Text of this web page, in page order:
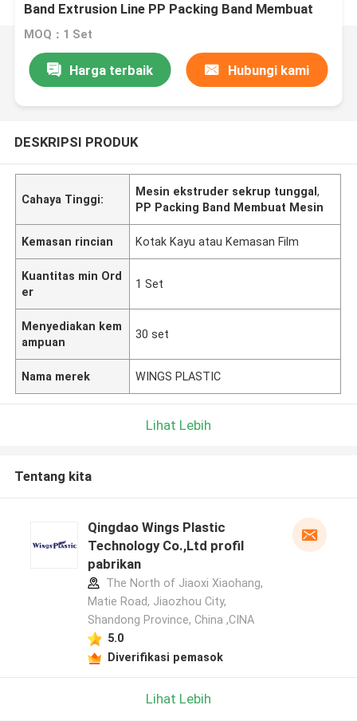
Band Extrusion Line PP Packing Band Membuat
Mesin
MOQ：1 Set
Harga terbaik Hubungi kami
DESKRIPSI PRODUK
Cahaya Tinggi:
Mesin ekstruder sekrup tunggal,
PP Packing Band Membuat Mesin
Kemasan rincian Kotak Kayu atau Kemasan Film
Kuantitas min Ord
er
1 Set
Menyediakan kem
ampuan
30 set
Nama merek WINGS PLASTIC
Lihat Lebih
Tentang kita
Qingdao Wings Plastic
Technology Co.,Ltd profil
pabrikan
The North of Jiaoxi Xiaohang,
Matie Road, Jiaozhou City,
Shandong Province, China ,CINA
5.0
Diverifikasi pemasok
Lihat Lebih